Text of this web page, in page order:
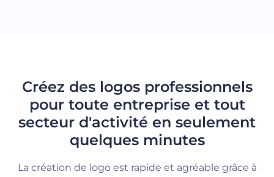
Créez des logos professionnels
pour toute entreprise et tout
secteur d'activité en seulement
quelques minutes
La création de logo est rapide et agréable grâce à